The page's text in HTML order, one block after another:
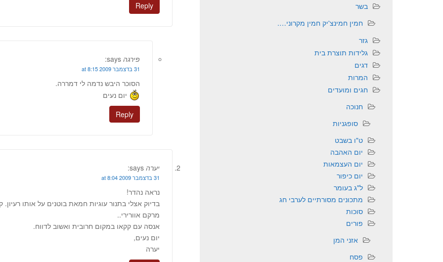
Reply
פירגה says:
31 בדצמבר 2009 at 8:15
הסוכר היבש נדמה לי דמררה.
יום נעים
Reply
יערה says:
31 בדצמבר 2009 at 8:04
נראה נהדר!
בדיוק אצלי בתנור עוגיות חמאת בוטנים על אותו
מרקם אוורירי..
אנסה עם קקאו במקום חרובית ואשוב לדווח.
יום נעים,
יערה
בשר
חמין חמינצ'יק חמין מקרוני….
גזר
גלידות תוצרת בית
דגים
המרות
חגים ומועדים
חנוכה
סופגניות
ט"ו בשבט
יום האהבה
יום העצמאות
יום כיפור
ל"ג בעומר
מתכונים מסורתיים לערבי חג
סוכות
פורים
אזני המן
פסח